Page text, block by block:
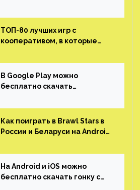
трейлер и скриншоты
ТОП-80 лучших игр с
кооперативом, в которые
(никаких MMO)
В Google Play можно
бесплатно скачать
открытым миром, прокачкой,
гонками и тюнингом машины
Как поиграть в Brawl Stars в
России и Беларуси на Android
На Android и iOS можно
бесплатно скачать гонку с